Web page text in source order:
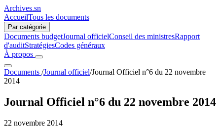
Archives.sn
AccueilTous les documents
Par catégorie
Documents budgetJournal officielConseil des ministresRapport
d'auditStratégiesCodes généraux
À propos
Documents /Journal officiel/Journal Officiel n°6 du 22 novembre
2014
Journal Officiel n°6 du 22 novembre 2014
22 novembre 2014